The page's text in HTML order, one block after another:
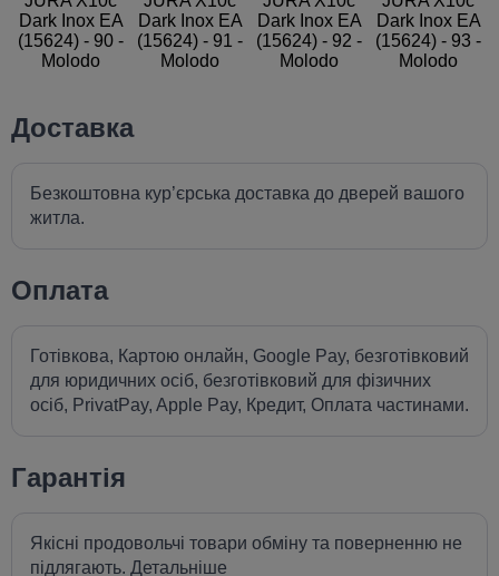
Доставка
Безкоштовна кур’єрська доставка до дверей вашого
житла.
Оплата
Готівкова, Картою онлайн, Google Pay, безготівковий
для юридичних осіб, безготівковий для фізичних
осіб, PrivatPay, Apple Pay, Кредит, Оплата частинами.
Гарантія
Якісні продовольчі товари обміну та поверненню не
підлягають. Детальніше